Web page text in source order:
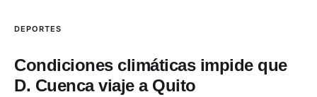
DEPORTES
Condiciones climáticas impide que
D. Cuenca viaje a Quito